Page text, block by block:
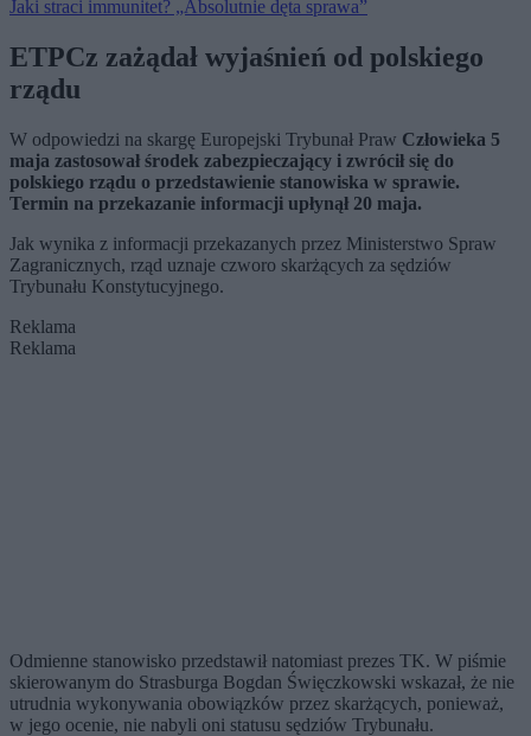
Jaki straci immunitet? „Absolutnie dęta sprawa”
ETPCz zażądał wyjaśnień od polskiego
rządu
W odpowiedzi na skargę Europejski Trybunał Praw Człowieka 5
maja zastosował środek zabezpieczający i zwrócił się do
polskiego rządu o przedstawienie stanowiska w sprawie.
Termin na przekazanie informacji upłynął 20 maja.
Jak wynika z informacji przekazanych przez Ministerstwo Spraw
Zagranicznych, rząd uznaje czworo skarżących za sędziów
Trybunału Konstytucyjnego.
Reklama
Reklama
Odmienne stanowisko przedstawił natomiast prezes TK. W piśmie
skierowanym do Strasburga Bogdan Święczkowski wskazał, że nie
utrudnia wykonywania obowiązków przez skarżących, ponieważ,
w jego ocenie, nie nabyli oni statusu sędziów Trybunału.